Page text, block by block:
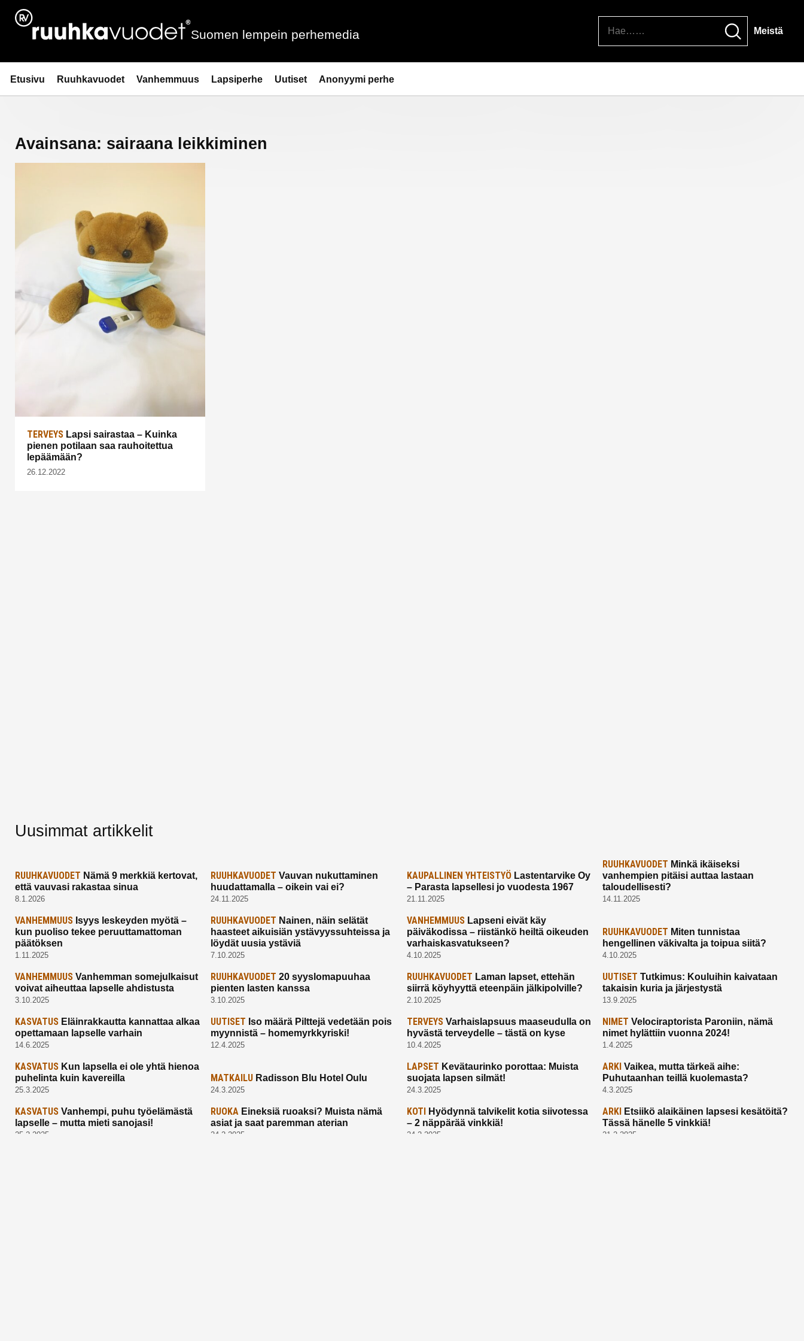
Siirry
sisältöön
Ruuhkavuodet.fi
Suomen lempein perhemedia Meistä
Etusivu Ruuhkavuodet Vanhemmuus Lapsiperhe Uutiset Anonyymi perhe
Avainsana: sairaana leikkiminen
TERVEYS Lapsi sairastaa – Kuinka
pienen potilaan saa rauhoitettua
lepäämään?
26.12.2022
Uusimmat artikkelit
RUUHKAVUODET Nämä 9 merkkiä kertovat,
että vauvasi rakastaa sinua
8.1.2026
RUUHKAVUODET Vauvan nukuttaminen
huudattamalla – oikein vai ei?
24.11.2025
KAUPALLINEN YHTEISTYÖLastentarvike Oy
– Parasta lapsellesi jo vuodesta 1967
21.11.2025
RUUHKAVUODET Minkä ikäiseksi
vanhempien pitäisi auttaa lastaan
taloudellisesti?
14.11.2025
VANHEMMUUS Isyys leskeyden myötä –
kun puoliso tekee peruuttamattoman
päätöksen
1.11.2025
RUUHKAVUODET Nainen, näin selätät
haasteet aikuisiän ystävyyssuhteissa ja
löydät uusia ystäviä
7.10.2025
VANHEMMUUSLapseni eivät käy
päiväkodissa – riistänkö heiltä oikeuden
varhaiskasvatukseen?
4.10.2025
RUUHKAVUODET Miten tunnistaa
hengellinen väkivalta ja toipua siitä?
4.10.2025
VANHEMMUUS Vanhemman somejulkaisut
voivat aiheuttaa lapselle ahdistusta
3.10.2025
RUUHKAVUODET 20 syyslomapuuhaa
pienten lasten kanssa
3.10.2025
RUUHKAVUODET Laman lapset, ettehän
siirrä köyhyyttä eteenpäin jälkipolville?
2.10.2025
UUTISET Tutkimus: Kouluihin kaivataan
takaisin kuria ja järjestystä
13.9.2025
KASVATUS Eläinrakkautta kannattaa alkaa
opettamaan lapselle varhain
14.6.2025
UUTISET Iso määrä Pilttejä vedetään pois
myynnistä – homemyrkkyriski!
12.4.2025
TERVEYSVarhaislapsuus maaseudulla on
hyvästä terveydelle – tästä on kyse
10.4.2025
NIMET Velociraptorista Paroniin, nämä
nimet hylättiin vuonna 2024!
1.4.2025
KASVATUS Kun lapsella ei ole yhtä hienoa
puhelinta kuin kavereilla
25.3.2025
MATKAILU Radisson Blu Hotel Oulu
24.3.2025
LAPSET Kevätaurinko porottaa: Muista
suojata lapsen silmät!
24.3.2025
ARKI Vaikea, mutta tärkeä aihe:
Puhutaanhan teillä kuolemasta?
4.3.2025
KASVATUS Vanhempi, puhu työelämästä
lapselle – mutta mieti sanojasi!
25.2.2025
RUOKA Eineksiä ruoaksi? Muista nämä
asiat ja saat paremman aterian
24.2.2025
KOTI
Hyödynnä talvikelit kotia siivotessa
– 2 näppärää vinkkiä!
24.2.2025
ARKI
Etsiikö alaikäinen lapsesi kesätöitä?
Tässä hänelle 5 vinkkiä!
21.2.2025